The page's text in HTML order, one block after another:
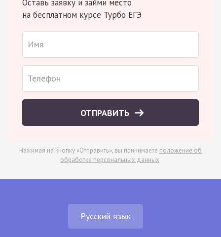
Оставь заявку и займи место
на бесплатном курсе Турбо ЕГЭ
ОТПРАВИТЬ
Нажимая на кнопку «Отправить», вы принимаете положение об
обработке персональных данных.
Русский язык